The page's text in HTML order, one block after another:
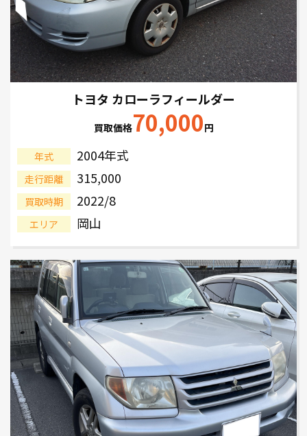
トヨタ カローラフィールダー
買取価格70,000円
年式 2004年式
走行距離 315,000
買取時期 2022/8
エリア 岡山